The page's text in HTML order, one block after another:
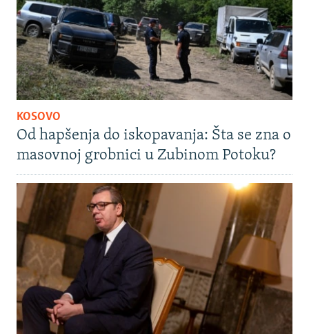
KOSOVO
Od hapšenja do iskopavanja: Šta se zna o
masovnoj grobnici u Zubinom Potoku?